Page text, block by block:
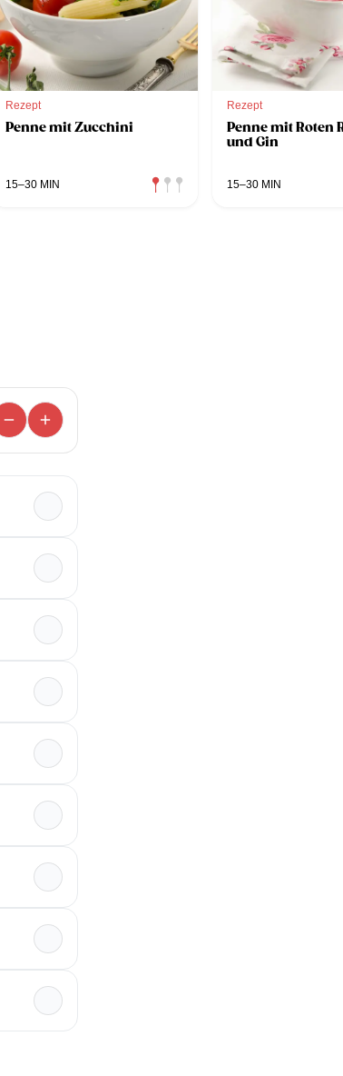
Rezept
Penne mit Zucchini
15–30 MIN
Rezept
Penne mit Roten
und Gin
15–30 MIN